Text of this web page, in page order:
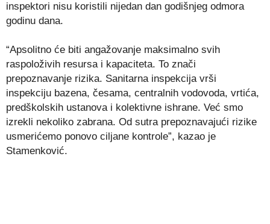
inspektori nisu koristili nijedan dan godišnjeg odmora
godinu dana.
“Apsolitno će biti angažovanje maksimalno svih
raspoloživih resursa i kapaciteta. To znači
prepoznavanje rizika. Sanitarna inspekcija vrši
inspekciju bazena, česama, centralnih vodovoda, vrtića,
predškolskih ustanova i kolektivne ishrane. Već smo
izrekli nekoliko zabrana. Od sutra prepoznavajući rizike
usmerićemo ponovo ciljane kontrole”, kazao je
Stamenković.